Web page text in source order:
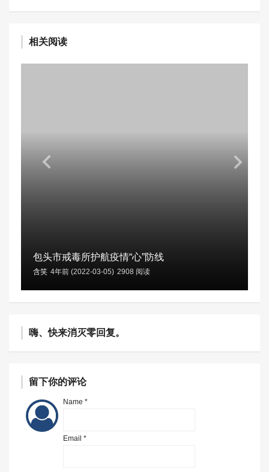
相关阅读
包头市戒毒所护航疫情“心”防线
含笑 4年前 (2022-03-05) 2908 阅读
嗨、快来消灭零回复。
留下你的评论
Name *
Email *